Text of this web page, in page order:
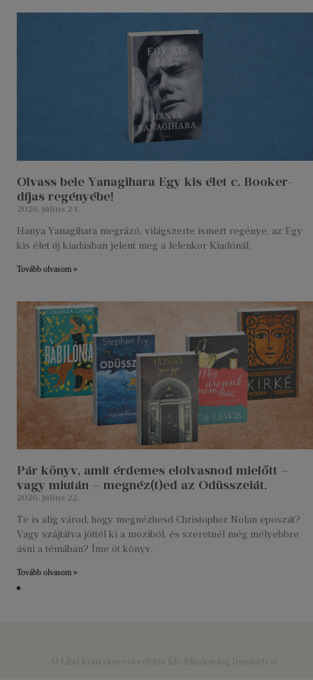
Olvass bele Yanagihara Egy kis élet c. Booker-
díjas regényébe!
2026. július 24.
Hanya Yanagihara megrázó, világszerte ismert regénye, az Egy
kis élet új kiadásban jelent meg a Jelenkor Kiadónál.
Tovább olvasom »
Pár könyv, amit érdemes elolvasnod mielőtt –
vagy miután – megnéz(t)ed az Odüsszeiát.
2026. július 22.
Te is alig várod, hogy megnézhesd Christopher Nolan eposzát?
Vagy szájtátva jöttél ki a moziból, és szeretnél még mélyebbre
ásni a témában? Íme öt könyv,
Tovább olvasom »